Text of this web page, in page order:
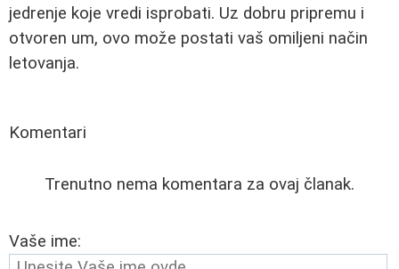
jedrenje koje vredi isprobati. Uz dobru pripremu i
otvoren um, ovo može postati vaš omiljeni način
letovanja.
Komentari
Trenutno nema komentara za ovaj članak.
Vaše ime: